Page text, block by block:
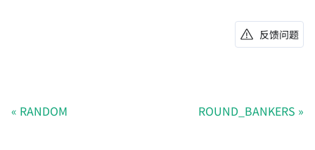
反馈问题
RANDOM ROUND_BANKERS